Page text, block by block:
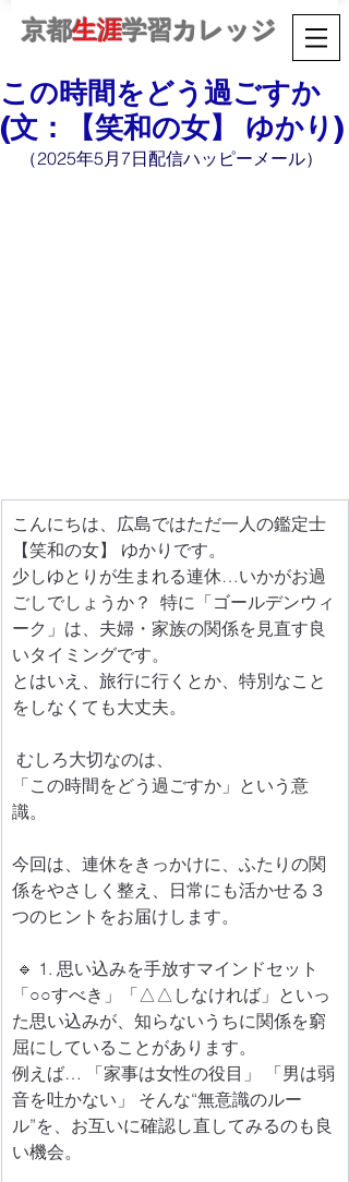
京都生涯学習カレッジ
この時間をどう過ごすか
(文：【笑和の女】 ゆかり)
（2025年5月7日配信ハッピーメール）
こんにちは、広島ではただ一人の鑑定士
【笑和の女】 ゆかりです。
少しゆとりが生まれる連休…いかがお過
ごしでしょうか？  特に「ゴールデンウィ
ーク」は、夫婦・家族の関係を見直す良
いタイミングです。
とはいえ、旅行に行くとか、特別なこと
をしなくても大丈夫。
むしろ大切なのは、
「この時間をどう過ごすか」という意
識。
今回は、連休をきっかけに、ふたりの関
係をやさしく整え、日常にも活かせる３
つのヒントをお届けします。
🔹 1. 思い込みを手放すマインドセット
「○○すべき」「△△しなければ」といっ
た思い込みが、知らないうちに関係を窮
屈にしていることがあります。
例えば… 「家事は女性の役目」 「男は弱
音を吐かない」 そんな“無意識のルー
ル”を、お互いに確認し直してみるのも良
い機会。